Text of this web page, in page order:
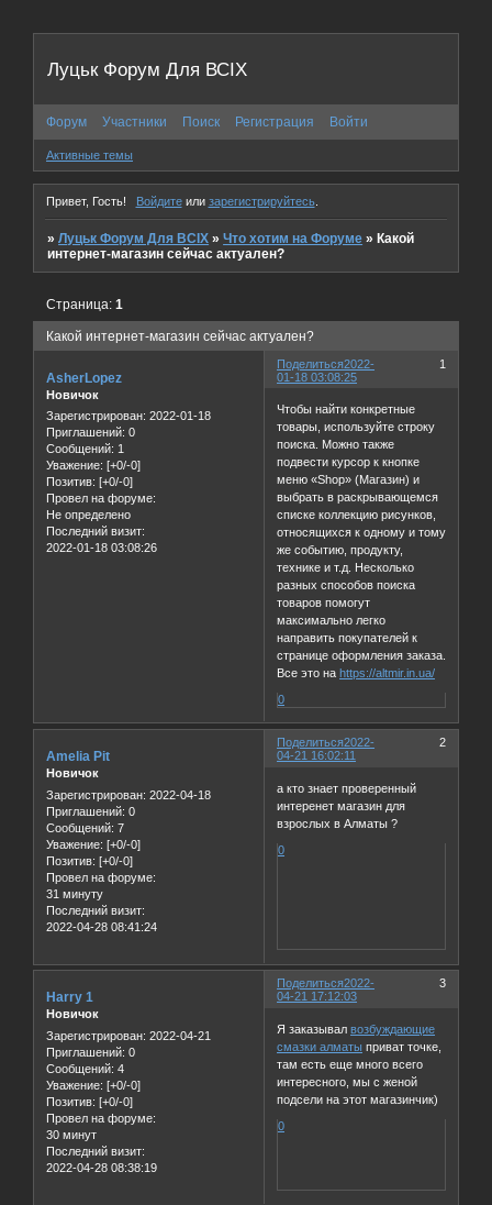
Луцьк Форум Для ВСІХ
Форум Участники Поиск Регистрация Войти
Активные темы
Привет, Гость! Войдитеили зарегистрируйтесь.
»Луцьк Форум Для ВСІХ »Что хотим на Форуме »Какой
интернет-магазин сейчас актуален?
Какой интернет-магазин сейчас актуален?
Страница:1
Поделиться 1
2022-
01-18 03:08:25
AsherLopez
Новичок
Зарегистрирован: 2022-01-18
Приглашений: 0
Сообщений: 1
Уважение: [+0/-0]
Позитив: [+0/-0]
Провел на форуме:
Не определено
Последний визит:
2022-01-18 03:08:26
Чтобы найти конкретные
товары, используйте строку
поиска. Можно также
подвести курсор к кнопке
меню «Shop» (Магазин) и
выбрать в раскрывающемся
списке коллекцию рисунков,
относящихся к одному и тому
же событию, продукту,
технике и т.д. Несколько
разных способов поиска
товаров помогут
максимально легко
направить покупателей к
странице оформления заказа.
Все это на https://altmir.in.ua/
0
Поделиться 2
2022-
04-21 16:02:11
Amelia Pit
Новичок
Зарегистрирован: 2022-04-18
Приглашений: 0
Сообщений: 7
Уважение: [+0/-0]
Позитив: [+0/-0]
Провел на форуме:
31 минуту
Последний визит:
2022-04-28 08:41:24
а кто знает проверенный
интеренет магазин для
взрослых в Алматы ?
0
Поделиться 3
2022-
04-21 17:12:03
Harry 1
Новичок
Зарегистрирован: 2022-04-21
Приглашений: 0
Сообщений: 4
Уважение: [+0/-0]
Позитив: [+0/-0]
Провел на форуме:
30 минут
Последний визит:
2022-04-28 08:38:19
Я заказывалвозбуждающие
смазки алматы приват точке,
там есть еще много всего
интересного, мы с женой
подсели на этот магазинчик)
0